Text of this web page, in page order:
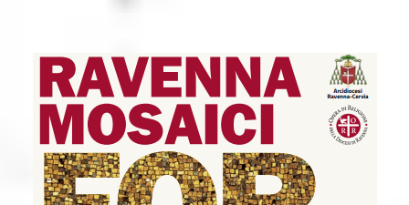
all’arte
accessibile